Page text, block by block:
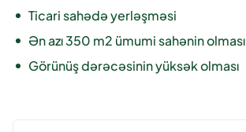
Ticari sahədə yerləşməsi
Ən azı 350 m2 ümumi sahənin olması
Görünüş dərəcəsinin yüksək olması